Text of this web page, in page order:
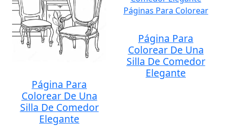
Página Para
Colorear De Una
Silla De Comedor
Elegante
Página Para
Colorear De Una
Silla De Comedor
Elegante